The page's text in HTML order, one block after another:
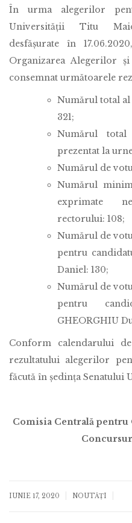
În urma alegerilor
Universității Titu
desfășurate în
Organizarea Alegerilor
consemnat următoarele
Numărul total
321;
Numărul
prezentat la
Numărul de
Numărul
exprimate
rectorului: 108;
Numărul de
pentru
Daniel: 130;
Numărul de
pentru
GHEORGHIU
Conform calendarului
rezultatului alegerilor
făcută în ședința Senatului
Comisia Centrală
IUNIE 17, 2020 NOUTĂȚI